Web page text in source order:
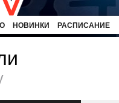
НОВИНКИ РАСПИСАНИЕ